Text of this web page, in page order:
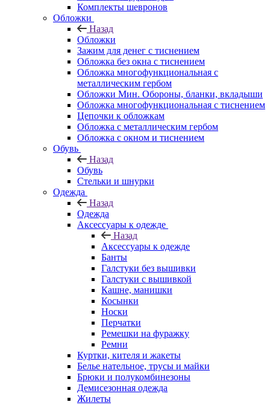
Комплекты шевронов
Обложки
Назад
Обложки
Зажим для денег с тиснением
Обложка без окна с тиснением
Обложка многофункциональная с
металлическим гербом
Обложки Мин. Обороны, бланки, вкладыши
Обложка многофункциональная с тиснением
Цепочки к обложкам
Обложка с металлическим гербом
Обложка с окном и тиснением
Обувь
Назад
Обувь
Стельки и шнурки
Одежда
Назад
Одежда
Аксессуары к одежде
Назад
Аксессуары к одежде
Банты
Галстуки без вышивки
Галстуки с вышивкой
Кашне, манишки
Косынки
Носки
Перчатки
Ремешки на фуражку
Ремни
Куртки, кителя и жакеты
Белье нательное, трусы и майки
Брюки и полукомбинезоны
Демисезонная одежда
Жилеты